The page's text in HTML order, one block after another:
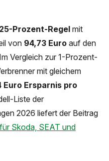
Prozent-Regel mit
von 94,73 Euro auf den
Vergleich zur 1-Prozent-
mit gleichem
Euro Ersparnis pro
Liste der
2026 liefert der Beitrag
Skoda, SEAT und